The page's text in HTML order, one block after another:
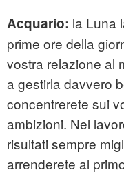
Acquario: la Luna
prime ore della
vostra relazione al
a gestirla davvero
concentrerete sui
ambizioni. Nel
risultati sempre
arrenderete al